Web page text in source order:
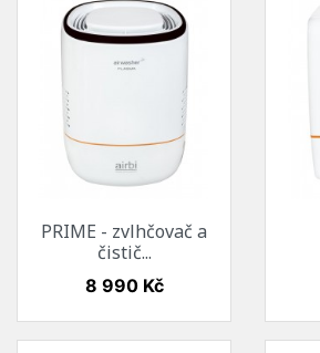
PRIME - zvlhčovač a
čistič...
Cena
8 990 Kč